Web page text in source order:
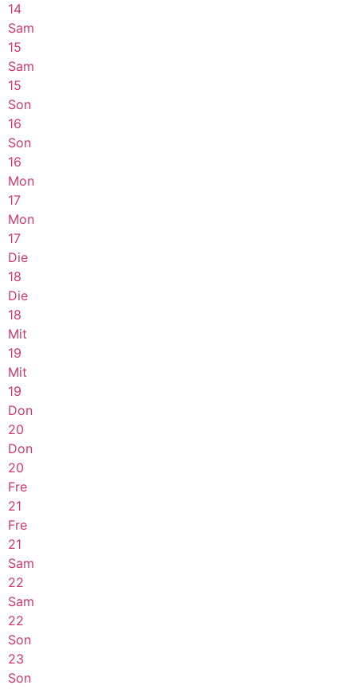
14
Sam
15
Sam
15
Son
16
Son
16
Mon
17
Mon
17
Die
18
Die
18
Mit
19
Mit
19
Don
20
Don
20
Fre
21
Fre
21
Sam
22
Sam
22
Son
23
Son